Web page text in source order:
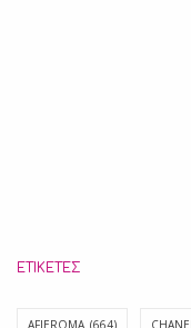
ΕΤΙΚΈΤΕΣ
AFIEROMA (664) CHANEL